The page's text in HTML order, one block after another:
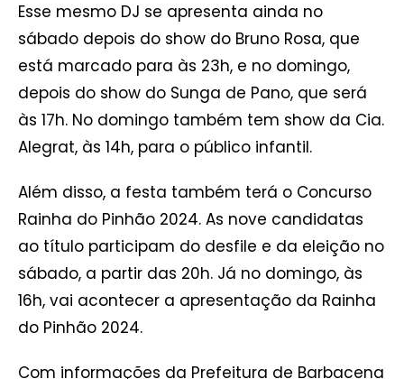
Esse mesmo DJ se apresenta ainda no
sábado depois do show do Bruno Rosa, que
está marcado para às 23h, e no domingo,
depois do show do Sunga de Pano, que será
às 17h. No domingo também tem show da Cia.
Alegrat, às 14h, para o público infantil.
Além disso, a festa também terá o Concurso
Rainha do Pinhão 2024. As nove candidatas
ao título participam do desfile e da eleição no
sábado, a partir das 20h. Já no domingo, às
16h, vai acontecer a apresentação da Rainha
do Pinhão 2024.
Com informações da Prefeitura de Barbacena